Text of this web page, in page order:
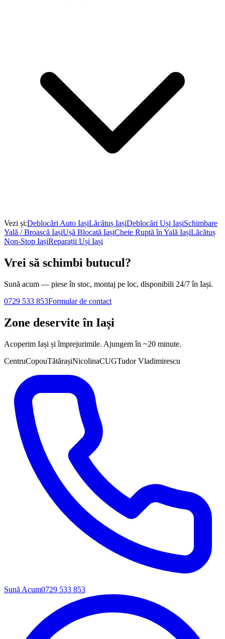
Vezi și:Deblocări Auto IașiLăcătuș IașiDeblocări Uși IașiSchimbare
Yală / Broască IașiUșă Blocată IașiCheie Ruptă în Yală IașiLăcătuș
Non-Stop IașiReparații Uși Iași
Vrei să schimbi butucul?
Sună acum — piese în stoc, montaj pe loc, disponibili 24/7 în Iași.
0729 533 853Formular de contact
Zone deservite în Iași
Acoperim Iași și împrejurimile. Ajungem în ~20 minute.
CentruCopouTătărașiNicolinaCUGTudor Vladimirescu
Sună Acum0729 533 853